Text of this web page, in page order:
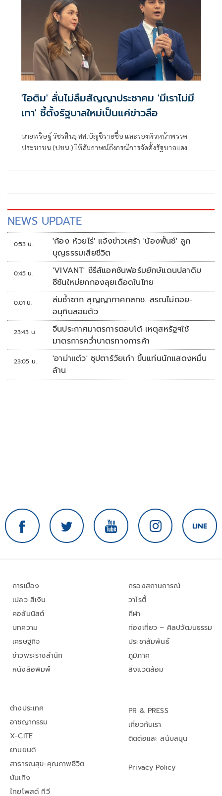
'ไอติม' ลั่นไม่ลืมสัญญาประชาคม 'มีเราไม่มี
เทา' ชี้ตั้งรัฐบาลใหม่เป็นแค่ข่าวลือ
นายพริษฐ์ วัชรสินธุ สส.บัญชีรายชื่อ และรองหัวหน้าพรรค
ประชาชน (ปชน.) ให้สัมภาษณ์ถึงกรณีการจัดตั้งรัฐบาลแดง
NEWS UPDATE
0:53 น.
'ก้อง ห้วยไร่' แจ้งข่าวเศร้า 'น้องพั้นช์' ลูก
บุญธรรมเสียชีวิต
0:45 น.
'VIVANT' ซีรีส์แอคชันฟอร์มยักษ์แดนปลาดิบ
ซีซันใหม่ยกกองลุยเดือดในไทย
0:01 น.
ล่มซ้ำซาก สุญญากาศกสทช. สรณไม่ถอย-
อนุทินลอยตัว
23:43 น.
จีนประกาศมาตรการตอบโต้ เหตุสหรัฐฯใช้
มาตรการคว่ำบาตรทางการค้า
23:05 น.
'อาม่าแต๋ว' ซุปตาร์วัยเก๋า ขึ้นแท่นนักแสดงหมื่น
ล้าน
การเมือง
เปลว สีเงิน
คอลัมนิสต์
บทความ
เศรษฐกิจ
ข่าวพระราชสำนัก
หนังสือพิมพ์
กรองสถานการณ์
วาไรตี้
กีฬา
ท่องเที่ยว – ศิลปวัฒนธรรม
ประชาสัมพันธ์
ภูมิภาค
สิ่งแวดล้อม
ต่างประเทศ
อาชญากรรม
X-CITE
ยานยนต์
สาธารณสุข-คุณภาพชีวิต
บันเทิง
ไทยโพสต์ ทีวี
PR & PRESS
เกี่ยวกับเรา
ติดต่อและ สนับสนุน
Privacy Policy